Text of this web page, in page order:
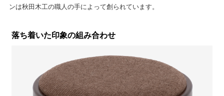
ンは秋田木工の職人の手によって創られています。
落ち着いた印象の組み合わせ